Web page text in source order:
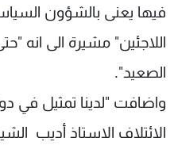
فيها يعنى بالشؤون
اللاجئين" مشيرة الى انه
الصعيد".
واضافت "لدينا تمثيل في
الائتلاف الاستاذ أديب